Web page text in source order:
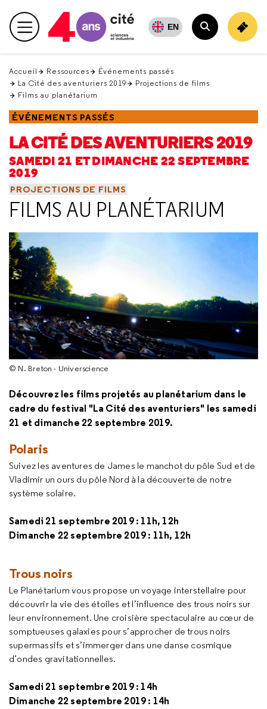
en
haut Menu principal EN
Rechercher
Accueil Ressources
Événements passés
La Cité des aventuriers 2019
Projections de films
Films au planétarium
ÉVÉNEMENTS PASSÉS
LA CITÉ DES AVENTURIERS 2019
SAMEDI 21 ET DIMANCHE 22 SEPTEMBRE
2019
PROJECTIONS DE FILMS
FILMS AU PLANÉTARIUM
© N. Breton - Universcience
Découvrez les films projetés au planétarium dans le
cadre du festival "La Cité des aventuriers" les samedi
21 et dimanche 22 septembre 2019.
Polaris
Suivez les aventures de James le manchot du pôle Sud et de
Vladimir un ours du pôle Nord à la découverte de notre
système solaire.
Samedi 21 septembre 2019 : 11h, 12h
Dimanche 22 septembre 2019 : 11h, 12h
Trous noirs
Le Planétarium vous propose un voyage interstellaire pour
découvrir la vie des étoiles et l’influence des trous noirs sur
leur environnement. Une croisière spectaculaire au cœur de
somptueuses galaxies pour s’approcher de trous noirs
supermassifs et s’immerger dans une danse cosmique
d’ondes gravitationnelles.
Samedi 21 septembre 2019 : 14h
Dimanche 22 septembre 2019 : 14h